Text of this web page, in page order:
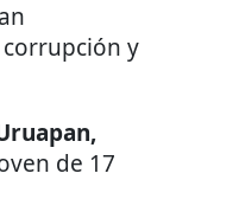
y
de 17